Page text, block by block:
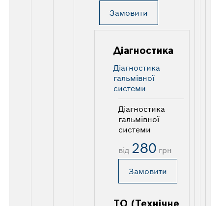
Замовити
Діагностика
Діагностика
гальмівної
системи
Діагностика
гальмівної
системи
від 280 грн
Замовити